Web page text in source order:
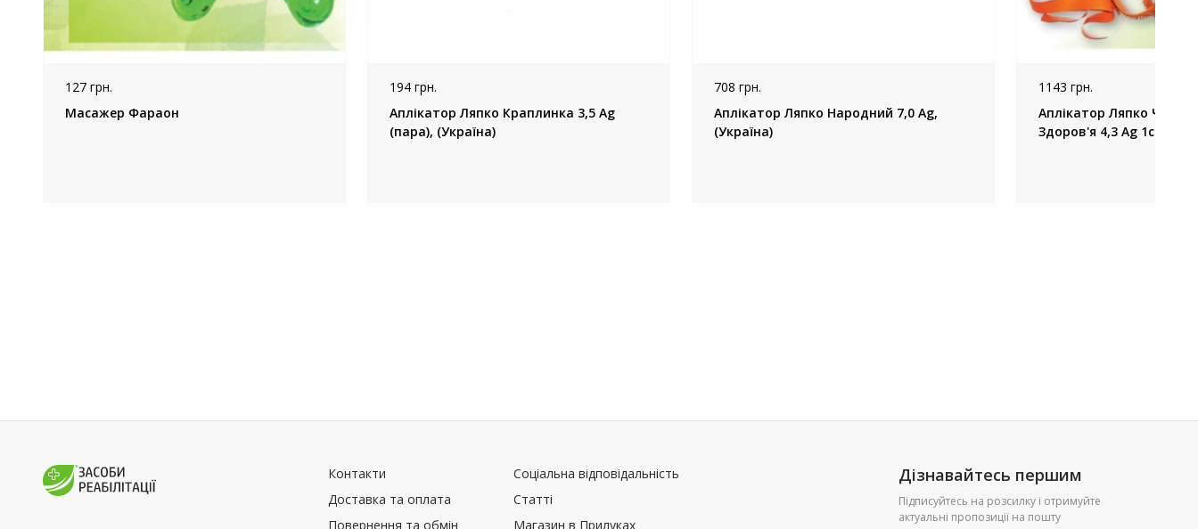
127 грн.
Масажер Фараон
194 грн.
Аплікатор Ляпко Краплинка 3,5 Ag
(пара), (Україна)
708 грн.
Аплікатор Ляпко Народний 7,0 Ag,
(Україна)
1143 грн.
Аплікатор Ляпко
Здоров'я 4,3 Ag 1с.+1с.
Контакти
Доставка та оплата
Повернення та обмін
Соціальна відповідальність
Статті
Магазин в Прилуках
Дізнавайтесь першим
Підписуйтесь на розсилку і отримуйте
актуальні пропозиції на пошту